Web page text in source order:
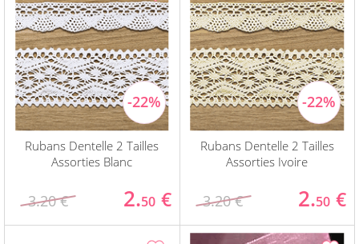
Rubans Dentelle 2 Tailles
Assorties Blanc
3.20 € 2.50 €
Rubans Dentelle 2 Tailles
Assorties Ivoire
3.20 € 2.50 €